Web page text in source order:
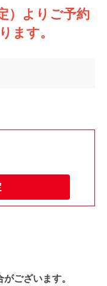
）よりご予約
ます。
ございます。